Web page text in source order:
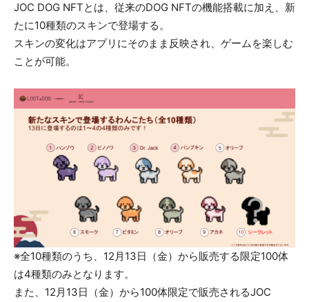
JOC DOG NFTとは、従来のDOG NFTの機能搭載に加え、新
たに10種類のスキンで登場する。
スキンの変化はアプリにそのまま反映され、ゲームを楽しむ
ことが可能。
※全10種類のうち、12月13日（金）から販売する限定100体
は4種類のみとなります。
また、12月13日（金）から100体限定で販売されるJOC